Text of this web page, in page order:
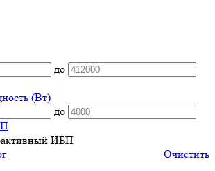
до
(Вт)
до
ИБП
Очистить